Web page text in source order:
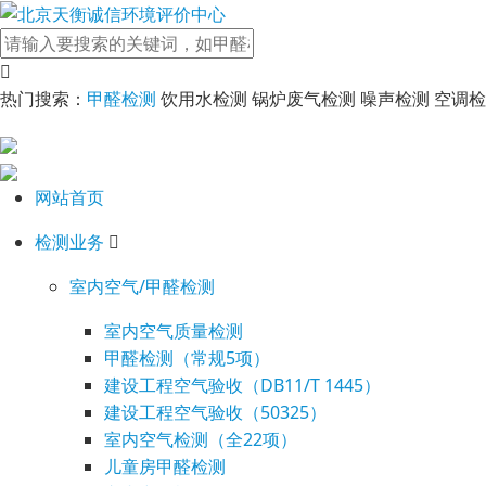
热门搜索： 甲醛检测 饮用水检测 锅炉废气检测 噪声检测 空调
网站首页
检测业务
室内空气/甲醛检测
室内空气质量检测
甲醛检测（常规5项）
建设工程空气验收（DB11/T 1445）
建设工程空气验收（50325）
室内空气检测（全22项）
儿童房甲醛检测